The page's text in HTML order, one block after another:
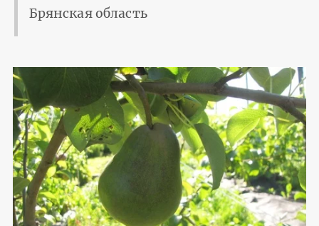
Брянская область